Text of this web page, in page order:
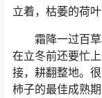
立着，枯萎的荷
霜降一过百草
在立冬前还要忙
接，耕翻整地。
柿子的最佳成熟